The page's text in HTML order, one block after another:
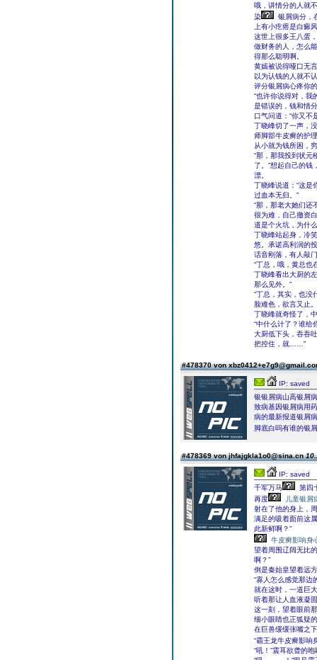
哦，讲情分的人就
染
银屑病分，
上有小疙瘩是白癜
这世上很多王八蛋
做财务的人，怎么
得那么聪明啊。
黄嫣被说得哑口无
以为认钱的人就不
评分银屑病心疼你
“也许你说得对，我
是错误的，钱和情
口气问道：“你又不
丁晓峰切了一声，
师脚部牛皮癣的护
从小就为钱所困，
“那，那我投到状元
了。”想起自己的
漂。
丁晓峰说道：“这是
过血本无归。”
“那，那老大她们还
很为难，自己撤资
道是个火坑，为什
丁晓峰站起身，冷
悠。承诺高利润的
话音刚落，有人敲
“丁总，哦，黄总也
丁晓峰看出大厨的
那么见外。”
“丁总，其实，也没
脸难色，欲言又止。
丁晓峰就奇怪了，
“中什么计了？谁给
大厨低下头，吞吞
把控住，就……”
#478370 von
IP: saved
银银屑病山高银屑病
致病基因银屑病用
病的最新报道银屑
脚底白吗有谁的银
#478369 von jhfajgkla1o0@sina.cn
IP: saved
千军万马
第四
再度
儿童银屑
射在了他的身上，
满足的吸着面前这
此新鲜啊？”
牛皮癣影响身
望着周围辽阔无比
啊？”
倒是秦始皇望着远
“寡人怎么感觉那边
就在这时，一道巨
听着那让人血液凝
这一刻，望着眼前
细小眼睛也正狐疑
在巨兽缓缓张嘴之
“霸王龙牛皮癣影响
“吼！”震耳欲聋的